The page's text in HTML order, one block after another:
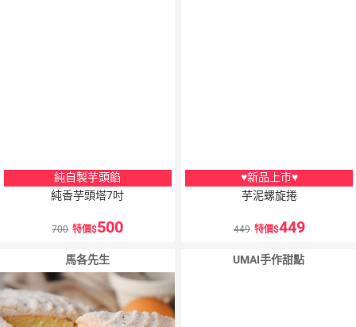
純自製芋頭餡
純香芋頭塔7吋
700 特價 500
♥新品上市♥
芋泥螺旋捲
449 特價 449
馬各先生 UMAI手作甜點